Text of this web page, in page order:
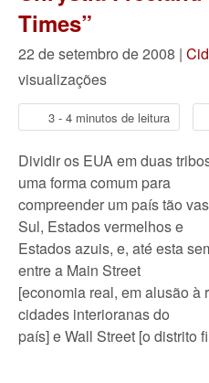
Times”
22 de setembro de 2008 |
visualizações
3 - 4 minutos de leitura
Dividir os EUA em duas
uma forma comum para
compreender um país tão
Sul, Estados vermelhos e
Estados azuis, e, até esta
entre a Main Street
[economia real, em alusão à
cidades interioranas do
país] e Wall Street [o distrito